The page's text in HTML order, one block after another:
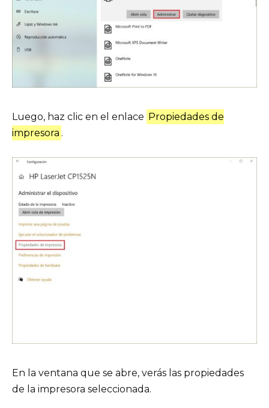
Luego, haz clic en el enlace Propiedades de
impresora .
En la ventana que se abre, verás las propiedades
de la impresora seleccionada.